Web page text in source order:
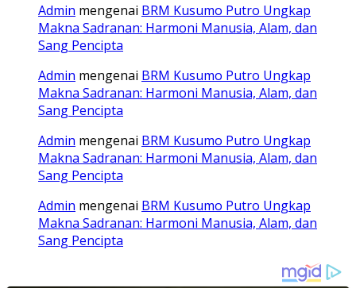
Admin mengenai BRM Kusumo Putro Ungkap
Makna Sadranan: Harmoni Manusia, Alam, dan
Sang Pencipta
Admin mengenai BRM Kusumo Putro Ungkap
Makna Sadranan: Harmoni Manusia, Alam, dan
Sang Pencipta
Admin mengenai BRM Kusumo Putro Ungkap
Makna Sadranan: Harmoni Manusia, Alam, dan
Sang Pencipta
Admin mengenai BRM Kusumo Putro Ungkap
Makna Sadranan: Harmoni Manusia, Alam, dan
Sang Pencipta